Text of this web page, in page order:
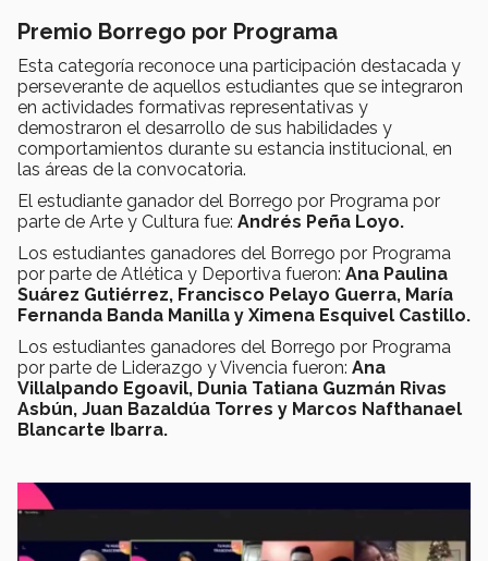
Premio Borrego por Programa
Esta categoría reconoce una participación destacada y
perseverante de aquellos estudiantes que se integraron
en actividades formativas representativas y
demostraron el desarrollo de sus habilidades y
comportamientos durante su estancia institucional, en
las áreas de la convocatoria.
El estudiante ganador del Borrego por Programa por
parte de Arte y Cultura fue: Andrés Peña Loyo.
Los estudiantes ganadores del Borrego por Programa
por parte de Atlética y Deportiva fueron: Ana Paulina
Suárez Gutiérrez, Francisco Pelayo Guerra, María
Fernanda Banda Manilla y Ximena Esquivel Castillo.
Los estudiantes ganadores del Borrego por Programa
por parte de Liderazgo y Vivencia fueron: Ana
Villalpando Egoavil, Dunia Tatiana Guzmán Rivas
Asbún, Juan Bazaldúa Torres y Marcos Nafthanael
Blancarte Ibarra.